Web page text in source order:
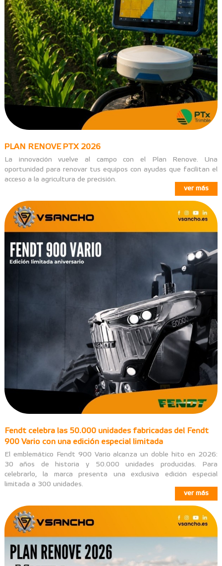
PLAN RENOVE PTX 2026
La innovación vuelve al campo con el Plan Renove. Una
oportunidad para renovar tus equipos con ayudas que facilitan el
acceso a la agricultura de precisión.
ver más
Fendt celebra las 50.000 unidades fabricadas del Fendt
900 Vario con una edición especial limitada
El emblemático Fendt 900 Vario alcanza un doble hito en 2026:
30 años de historia y 50.000 unidades producidas. Para
celebrarlo, la marca presenta una exclusiva edición especial
limitada a 300 unidades.
ver más